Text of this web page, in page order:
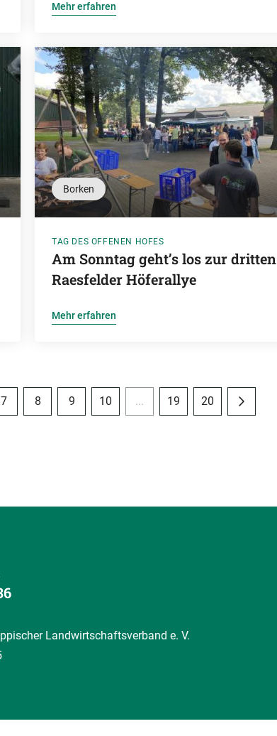
Mehr erfahren
Borken
TAG DES OFFENEN HOFES
Am Sonntag geht’s los zur dritten
Raesfelder Höferallye
Mehr erfahren
7 8 9 10 ... 19 20
Landwirtschaftsverband e. V.